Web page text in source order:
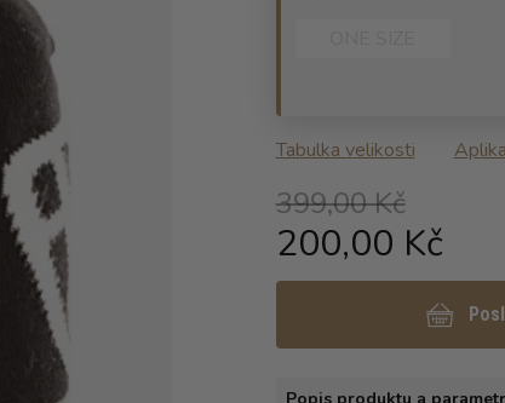
Tabulka velikosti
399,00 Kč
200,00 Kč